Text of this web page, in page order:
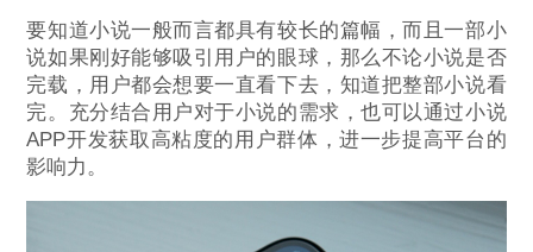
要知道小说一般而言都具有较长的篇幅，而且一部小
说如果刚好能够吸引用户的眼球，那么不论小说是否
完载，用户都会想要一直看下去，知道把整部小说看
完。充分结合用户对于小说的需求，也可以通过小说
APP开发获取高粘度的用户群体，进一步提高平台的
影响力。